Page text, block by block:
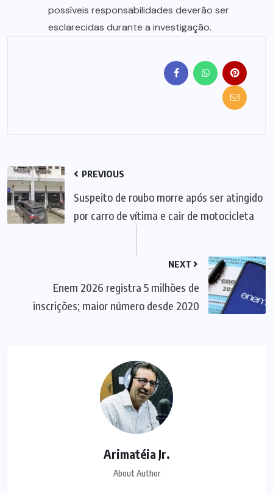
possíveis responsabilidades deverão ser
esclarecidas durante a investigação.
PREVIOUS
Suspeito de roubo morre após ser atingido
por carro de vítima e cair de motocicleta
NEXT
Enem 2026 registra 5 milhões de
inscrições; maior número desde 2020
Arimatéia Jr.
About Author